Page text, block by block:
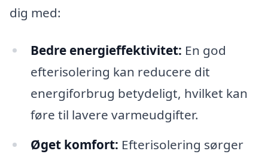
dig med:
Bedre energieffektivitet: En god
efterisolering kan reducere dit
energiforbrug betydeligt, hvilket kan
føre til lavere varmeudgifter.
Øget komfort: Efterisolering sørger